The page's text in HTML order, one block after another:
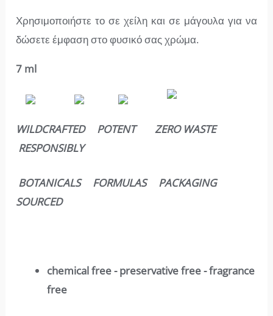
Χρησιμοποιήστε το σε χείλη και σε μάγουλα για να
δώσετε έμφαση στο φυσικό σας χρώμα.
7 ml
WILDCRAFTED POTENT ZERO WASTE
RESPONSIBLY
BOTANICALS FORMULAS PACKAGING
SOURCED
chemical free - preservative free - fragrance
free